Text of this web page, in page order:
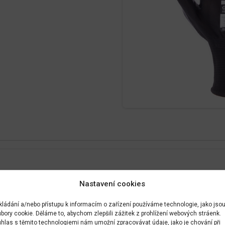
Nastavení cookies
a/nebo přístupu k informacím o zařízení používáme technologie, jako jsou
cookie. Děláme to, abychom zlepšili zážitek z prohlížení webových stráenk.
s těmito technologiemi nám umožní zpracovávat údaje, jako je chování při